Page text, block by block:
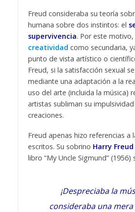
Freud consideraba su teoría
humana sobre dos instintos: el
supervivencia. Por este
creatividad como secundaria,
punto de vista artístico o
Freud, si la satisfacción sexual
mediante una adaptación a la
uso del arte (incluida la música)
artistas subliman su
creaciones.
Freud apenas hizo referencias a
escritos. Su sobrino Harry Freud
libro “My Uncle Sigmund”
¡Despreciaba la
consideraba una